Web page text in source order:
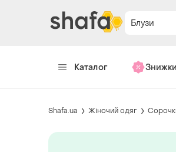
Блузи
Каталог Знижки
Shafa.ua Жіночий одяг